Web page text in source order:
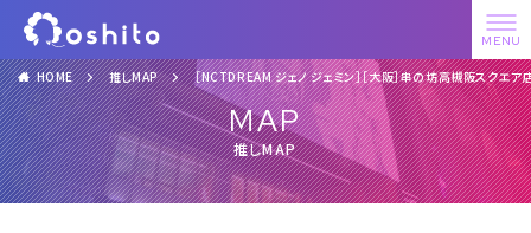
HOME 推しMAP ［NCTDREAM ジェノ ジェミン］［大阪］串の坊高槻阪スクエア
MAP
推しMAP